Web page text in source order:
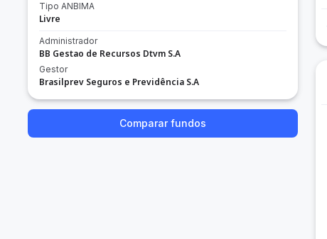
Tipo ANBIMA
Livre
Administrador
BB Gestao de Recursos Dtvm S.A
Gestor
Brasilprev Seguros e Previdência S.A
Comparar fundos